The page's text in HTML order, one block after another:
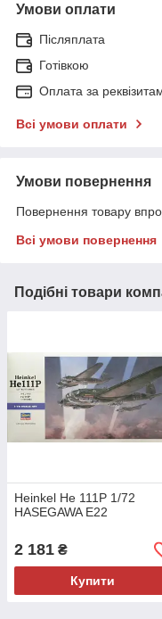
Умови оплати
Післяплата
Готівкою
Оплата за
Всі умови оплати
Умови повернення
Повернення товару
Всі умови повернення
Подібні товари
Heinkel He 111P 1/72
HASEGAWA E22
2 181 ₴
Купити